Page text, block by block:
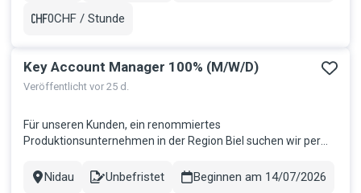
bei der internationalen Einführ...
Gehalt
0CHF / Stunde
Key Account Manager 100% (M/W/D)
Veröffentlicht vor 25 d.
Für unseren Kunden, ein renommiertes
Produktionsunternehmen in der Region Biel suchen wir per
Persönlichkeit als Key Account Manager 100%: Ihre Aufgaben
Stadt
Nidau
Contract
Unbefristet Beginnen am 14/07/2026